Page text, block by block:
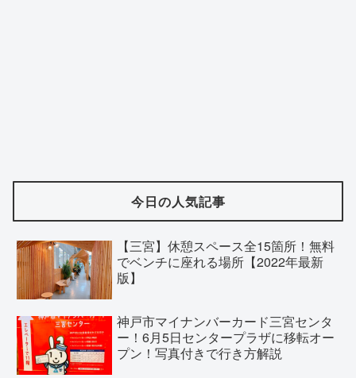
今日の人気記事
【三宮】休憩スペース全15箇所！無料
でベンチに座れる場所【2022年最新
版】
神戸市マイナンバーカード三宮センタ
ー！6月5日センタープラザに移転オー
プン！写真付きで行き方解説